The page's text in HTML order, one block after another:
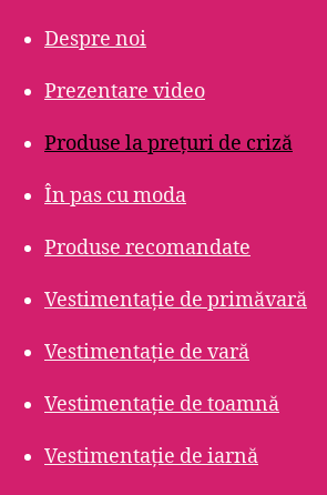
Despre noi
Prezentare video
Produse la prețuri de criză
În pas cu moda
Produse recomandate
Vestimentație de primăvară
Vestimentație de vară
Vestimentație de toamnă
Vestimentație de iarnă